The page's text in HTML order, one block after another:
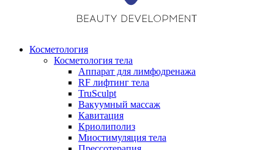
Косметология
Косметология тела
Аппарат для лимфодренажа
RF лифтинг тела
TruSculpt
Вакуумный массаж
Кавитация
Криолиполиз
Миостимуляция тела